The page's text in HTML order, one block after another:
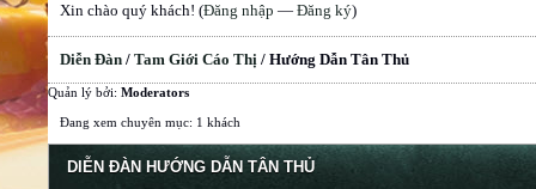
Xin chào quý khách! (Đăng nhập — Đăng ký)
Diễn Đàn / Tam Giới Cáo Thị / Hướng Dẫn Tân Thủ
Quản lý bởi: Moderators
Đang xem chuyên mục: 1 khách
DIỄN ĐÀN HƯỚNG DẪN TÂN THỦ